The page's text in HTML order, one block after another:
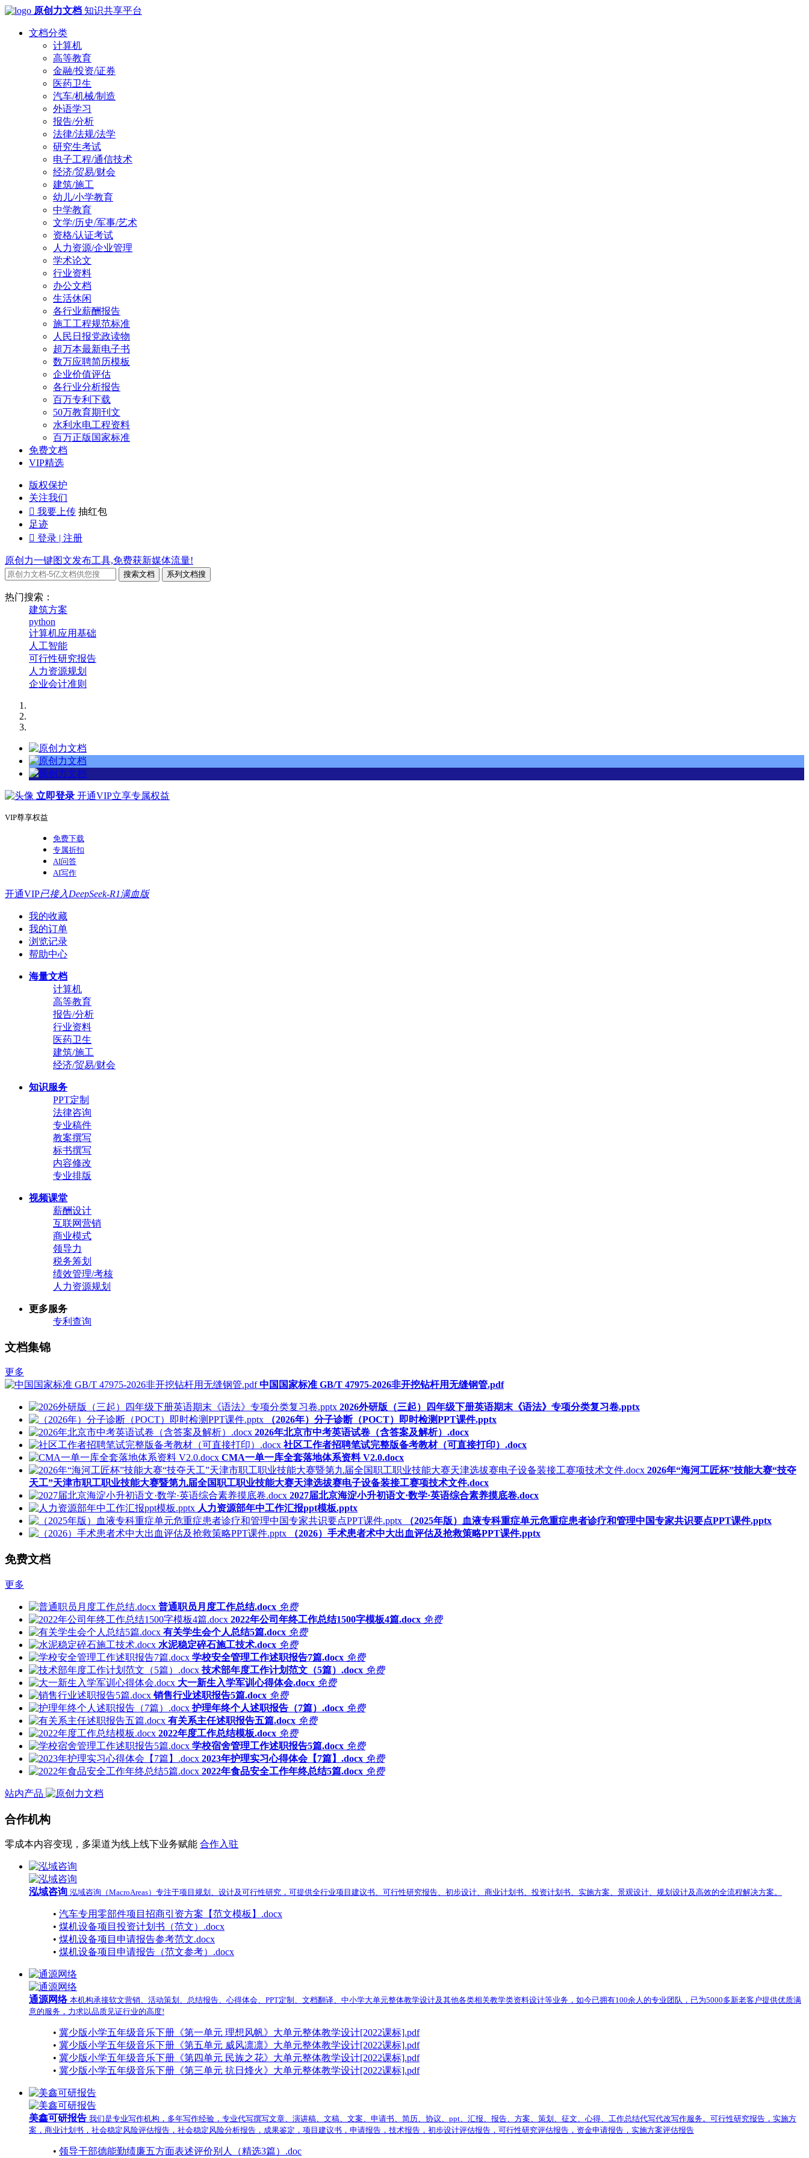
原创力文档 知识共享平台
文档分类
计算机
高等教育
金融/投资/证券
医药卫生
汽车/机械/制造
外语学习
报告/分析
法律/法规/法学
研究生考试
电子工程/通信技术
经济/贸易/财会
建筑/施工
幼儿/小学教育
中学教育
文学/历史/军事/艺术
资格/认证考试
人力资源/企业管理
学术论文
行业资料
办公文档
生活休闲
各行业薪酬报告
施工工程规范标准
人民日报党政读物
超万本最新电子书
数万应聘简历模板
企业价值评估
各行业分析报告
百万专利下载
50万教育期刊文
水利水电工程资料
百万正版国家标准
免费文档
VIP精选
版权保护
关注我们
 我要上传 抽红包
足迹
 登录 | 注册
原创力一键图文发布工具,免费获新媒体流量!
搜索文档 系列文档搜
热门搜索：
建筑方案
python
计算机应用基础
人工智能
可行性研究报告
人力资源规划
企业会计准则
立即登录 开通VIP立享专属权益
VIP尊享权益
免费下载
专属折扣
AI问答
AI写作
开通VIP已接入DeepSeek-R1满血版
我的收藏
我的订单
浏览记录
帮助中心
海量文档
计算机
高等教育
报告/分析
行业资料
医药卫生
建筑/施工
经济/贸易/财会
知识服务
PPT定制
法律咨询
专业稿件
教案撰写
标书撰写
内容修改
专业排版
视频课堂
薪酬设计
互联网营销
商业模式
领导力
税务筹划
绩效管理/考核
人力资源规划
更多服务
专利查询
文档集锦
更多
中国国家标准 GB/T 47975-2026非开挖钻杆用无缝钢管.pdf
2026外研版（三起）四年级下册英语期末《语法》专项分类复习卷.pptx
（2026年）分子诊断（POCT）即时检测PPT课件.pptx
2026年北京市中考英语试卷（含答案及解析）.docx
社区工作者招聘笔试完整版备考教材（可直接打印）.docx
CMA一单一库全套落地体系资料 V2.0.docx
2026年“海河工匠杯”技能大赛“技夺
天工”天津市职工职业技能大赛暨第九届全国职工职业技能大赛天津选拔赛电子设备装接工赛项技术文件.docx
2027届北京海淀小升初语文·数学·英语综合素养摸底卷.docx
人力资源部年中工作汇报ppt模板.pptx
（2025年版）血液专科重症单元危重症患者诊疗和管理中国专家共识要点PPT课件.pptx
（2026）手术患者术中大出血评估及抢救策略PPT课件.pptx
免费文档
更多
普通职员月度工作总结.docx 免费
2022年公司年终工作总结1500字模板4篇.docx 免费
有关学生会个人总结5篇.docx 免费
水泥稳定碎石施工技术.docx 免费
学校安全管理工作述职报告7篇.docx 免费
技术部年度工作计划范文（5篇）.docx 免费
大一新生入学军训心得体会.docx 免费
销售行业述职报告5篇.docx 免费
护理年终个人述职报告（7篇）.docx 免费
有关系主任述职报告五篇.docx 免费
2022年度工作总结模板.docx 免费
学校宿舍管理工作述职报告5篇.docx 免费
2023年护理实习心得体会【7篇】.docx 免费
2022年食品安全工作年终总结5篇.docx 免费
站内产品
合作机构
零成本内容变现，多渠道为线上线下业务赋能 合作入驻
泓域咨询 泓域咨询（MacroAreas）专注于项目规划、设计及可行性研究，可提供全行业项目建议书、可行性研究报告、初步设计、商业计划书、投资计划书、实施方案、景观设计、规划设计及高效的全流程解决方案。
• 汽车专用零部件项目招商引资方案【范文模板】.docx
• 煤机设备项目投资计划书（范文）.docx
• 煤机设备项目申请报告参考范文.docx
• 煤机设备项目申请报告（范文参考）.docx
通源网络 本机构承接软文营销、活动策划、总结报告、心得体会、PPT定制、文档翻译、中小学大单元整体教学设计及其他各类相关教学类资料设计等业务，如今已拥有100余人的专业团队，已为5000多新老客户提供优质满
意的服务，力求以品质见证行业的高度!
• 冀少版小学五年级音乐下册《第一单元 理想风帆》大单元整体教学设计[2022课标].pdf
• 冀少版小学五年级音乐下册《第五单元 威风凛凛》大单元整体教学设计[2022课标].pdf
• 冀少版小学五年级音乐下册《第四单元 民族之花》大单元整体教学设计[2022课标].pdf
• 冀少版小学五年级音乐下册《第三单元 抗日烽火》大单元整体教学设计[2022课标].pdf
美鑫可研报告 我们是专业写作机构，多年写作经验，专业代写撰写文章、演讲稿、文稿、文案、申请书、简历、协议、ppt、汇报、报告、方案、策划、征文、心得、工作总结代写代改写作服务。可行性研究报告，实施方
案，商业计划书，社会稳定风险评估报告，社会稳定风险分析报告，成果鉴定，项目建议书，申请报告，技术报告，初步设计评估报告，可行性研究评估报告，资金申请报告，实施方案评估报告
• 领导干部德能勤绩廉五方面表述评价别人（精选3篇）.doc